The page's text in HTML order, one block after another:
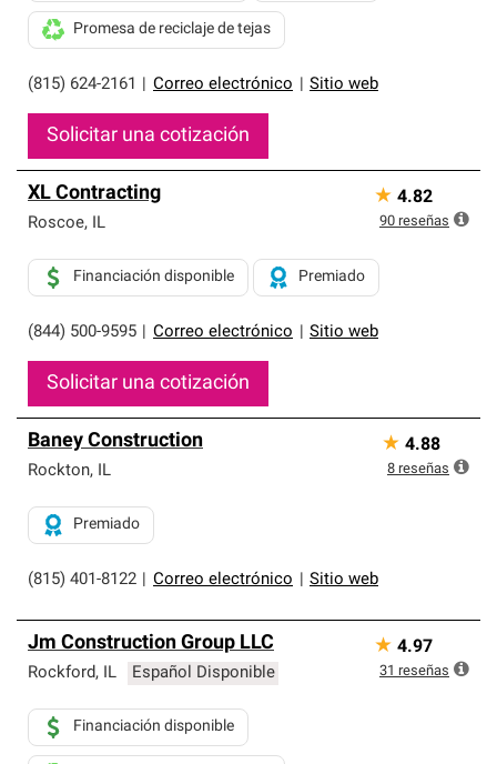
(815) 624-2161 Correo electrónico Sitio web
Promesa de reciclaje de tejas
Solicitar una cotización
XL Contracting
Roscoe, IL
(844) 500-9595 Correo electrónico Sitio web
Financiación disponible Premiado
Solicitar una cotización
★ 4.82
90 reseñas
Baney Construction
Rockton, IL
(815) 401-8122 Correo electrónico Sitio web
Premiado
★ 4.88
8 reseñas
Jm Construction Group LLC
Rockford, IL Español Disponible
Financiación disponible
★ 4.97
31 reseñas